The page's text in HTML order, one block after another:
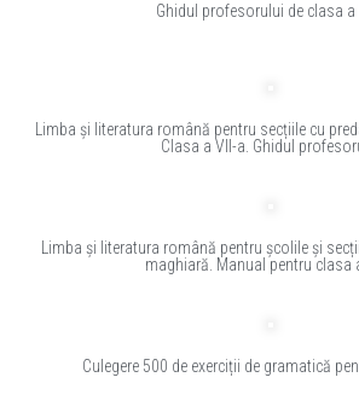
Ghidul profesorului de clasa a
Limba și literatura română pentru secțiile cu
Clasa a VII-a. Ghidul
Limba și literatura română pentru școlile și
maghiară. Manual pentru clasa
Culegere 500 de exerciții de gramatică